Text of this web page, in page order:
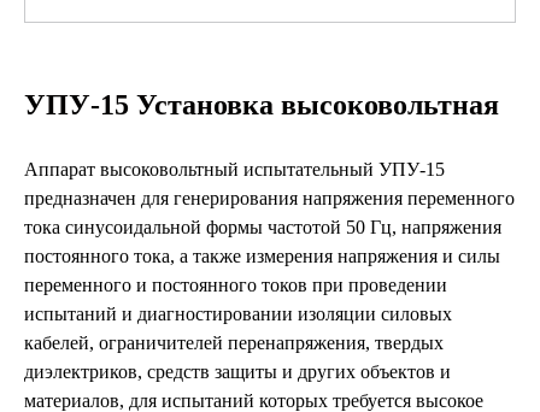
УПУ-15 Установка высоковольтная
Аппарат высоковольтный испытательный УПУ-15
предназначен для генерирования напряжения переменного
тока синусоидальной формы частотой 50 Гц, напряжения
постоянного тока, а также измерения напряжения и силы
переменного и постоянного токов при проведении
испытаний и диагностировании изоляции силовых
кабелей, ограничителей перенапряжения, твердых
диэлектриков, средств защиты и других объектов и
материалов, для испытаний которых требуется высокое